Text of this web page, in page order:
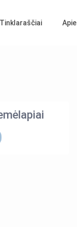
Tinklaraščiai Apie